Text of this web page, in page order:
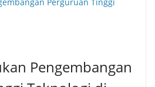
Pengembangan